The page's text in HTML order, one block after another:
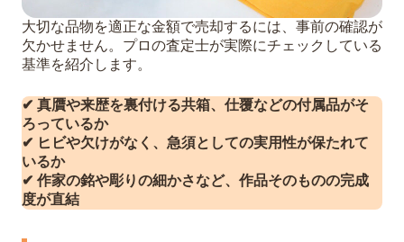
大切な品物を適正な金額で売却するには、事前の確認が
欠かせません。プロの査定士が実際にチェックしている
基準を紹介します。
✔ 真贋や来歴を裏付ける共箱、仕覆などの付属品がそ
ろっているか
✔ ヒビや欠けがなく、急須としての実用性が保たれて
いるか
✔ 作家の銘や彫りの細かさなど、作品そのものの完成
度が直結